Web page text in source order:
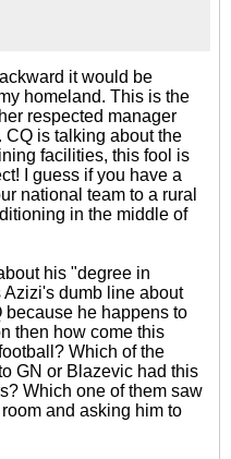
it would be
homeland. This is the
respected manager
is talking about the
facilities, this fool is
I guess if you have a
national team to a rural
in the middle of
his "degree in
dumb line about
he happens to
then how come this
Which of the
GN or Blazevic had this
Which one of them saw
and asking him to